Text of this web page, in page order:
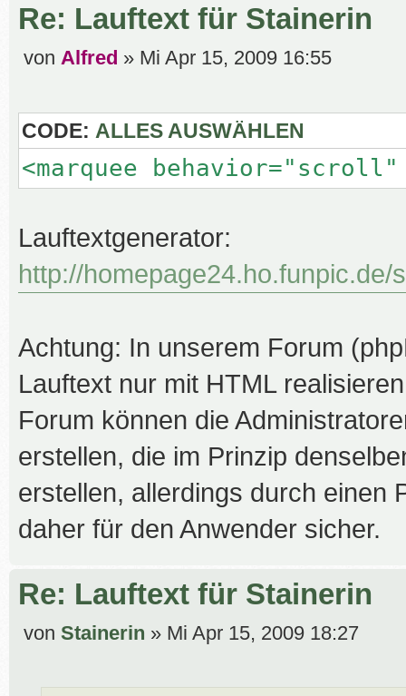
Re: Lauftext für Stainerin
B
r
a
von Alfred » Mi Apr 15, 2009 16:55
CODE: ALLES AUSWÄHLEN
<marquee
Lauftextgenerator:
http://
Achtung: In unserem Forum
Lauftext nur mit HTML
Forum können die
erstellen, die im Prinzip
erstellen, allerdings durch einen
daher für den Anwender sicher.
Re: Lauftext für Stainerin
B
von Stainerin » Mi Apr 15, 2009 18:27